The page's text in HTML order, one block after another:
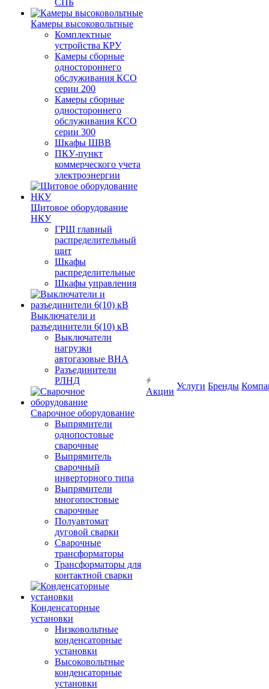
СПБ
Камеры высоковольтные
Комплектные
устройства КРУ
Камеры сборные
одностороннего
обслуживания КСО
серии 200
Камеры сборные
одностороннего
обслуживания КСО
серии 300
Шкафы ШВВ
ПКУ-пункт
коммерческого учета
электроэнергии
Щитовое оборудование
НКУ
ГРЩ главный
распределительный
щит
Шкафы
распределительные
Шкафы управления
Выключатели и
разъединители 6(10) кВ
Выключатели
нагрузки
автогазовые ВНА
Разъединители
РЛНД
Сварочное оборудование
Выпрямители
однопостовые
сварочные
Выпрямитель
сварочный
инверторного типа
Выпрямители
многопостовые
сварочные
Полуавтомат
дуговой сварки
Сварочные
трансформаторы
Трансформаторы для
контактной сварки
Конденсаторные
установки
Низковольтные
конденсаторные
установки
Высоковольтные
конденсаторные
установки
Акции
Услуги Бренды